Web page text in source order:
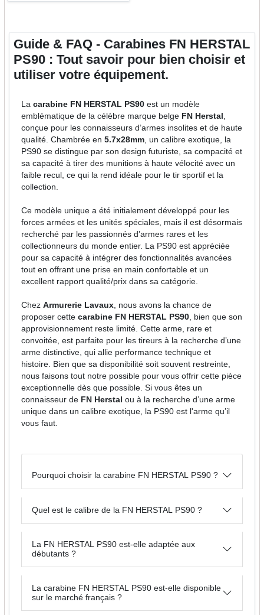
Guide & FAQ - Carabines FN HERSTAL
PS90 : Tout savoir pour bien choisir et
utiliser votre équipement.
Lacarabine FN HERSTAL PS90 est un modèle
emblématique de la célèbre marque belge FN Herstal ,
conçue pour les connaisseurs d’armes insolites et de haute
qualité. Chambrée en5.7x28mm, un calibre exotique, la
PS90 se distingue par son design futuriste, sa compacité et
sa capacité à tirer des munitions à haute vélocité avec un
faible recul, ce qui la rend idéale pour le tir sportif et la
collection.
Ce modèle unique a été initialement développé pour les
forces armées et les unités spéciales, mais il est désormais
recherché par les passionnés d’armes rares et les
collectionneurs du monde entier. La PS90 est appréciée
pour sa capacité à intégrer des fonctionnalités avancées
tout en offrant une prise en main confortable et un
excellent rapport qualité/prix dans sa catégorie.
ChezArmurerie Lavaux, nous avons la chance de
proposer cettecarabine FN HERSTAL PS90, bien que son
approvisionnement reste limité. Cette arme, rare et
convoitée, est parfaite pour les tireurs à la recherche d’une
arme distinctive, qui allie performance technique et
histoire. Bien que sa disponibilité soit souvent restreinte,
nous faisons tout notre possible pour vous offrir cette pièce
exceptionnelle dès que possible. Si vous êtes un
connaisseur de FN Herstal ou à la recherche d’une arme
unique dans un calibre exotique, la PS90 est l'arme qu’il
vous faut.
Pourquoi choisir la carabine FN HERSTAL PS90 ?
Quel est le calibre de la FN HERSTAL PS90 ?
La FN HERSTAL PS90 est-elle adaptée aux
débutants ?
La carabine FN HERSTAL PS90 est-elle disponible
sur le marché français ?